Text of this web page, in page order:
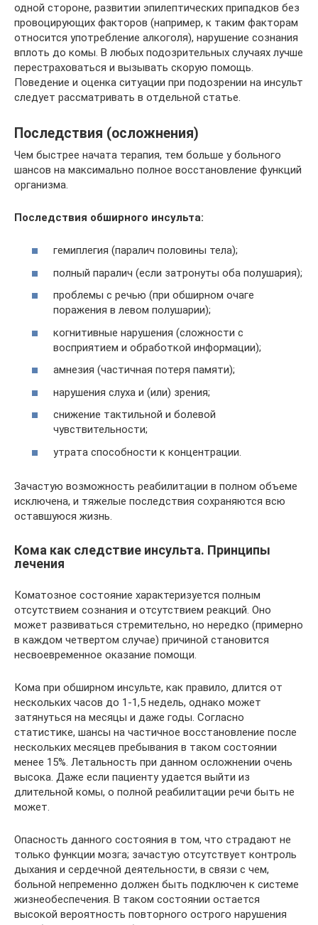
одной стороне, развитии эпилептических припадков без
провоцирующих факторов (например, к таким факторам
относится употребление алкоголя), нарушение сознания
вплоть до комы. В любых подозрительных случаях лучше
перестраховаться и вызывать скорую помощь.
Поведение и оценка ситуации при подозрении на инсульт
следует рассматривать в отдельной статье.
Последствия (осложнения)
Чем быстрее начата терапия, тем больше у больного
шансов на максимально полное восстановление функций
организма.
Последствия обширного инсульта:
гемиплегия (паралич половины тела);
полный паралич (если затронуты оба полушария);
проблемы с речью (при обширном очаге
поражения в левом полушарии);
когнитивные нарушения (сложности с
восприятием и обработкой информации);
амнезия (частичная потеря памяти);
нарушения слуха и (или) зрения;
снижение тактильной и болевой
чувствительности;
утрата способности к концентрации.
Зачастую возможность реабилитации в полном объеме
исключена, и тяжелые последствия сохраняются всю
оставшуюся жизнь.
Кома как следствие инсульта. Принципы
лечения
Коматозное состояние характеризуется полным
отсутствием сознания и отсутствием реакций. Оно
может развиваться стремительно, но нередко (примерно
в каждом четвертом случае) причиной становится
несвоевременное оказание помощи.
Кома при обширном инсульте, как правило, длится от
нескольких часов до 1-1,5 недель, однако может
затянуться на месяцы и даже годы. Согласно
статистике, шансы на частичное восстановление после
нескольких месяцев пребывания в таком состоянии
менее 15%. Летальность при данном осложнении очень
высока. Даже если пациенту удается выйти из
длительной комы, о полной реабилитации речи быть не
может.
Опасность данного состояния в том, что страдают не
только функции мозга; зачастую отсутствует контроль
дыхания и сердечной деятельности, в связи с чем,
больной непременно должен быть подключен к системе
жизнеобеспечения. В таком состоянии остается
высокой вероятность повторного острого нарушения